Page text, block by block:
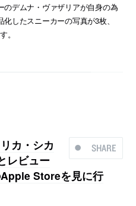
デムナ・ヴァザリアが自身の為
したスニーカーの写真が3枚、
。
SHARE
カ・シカ
レビュー
Apple Storeを見に行